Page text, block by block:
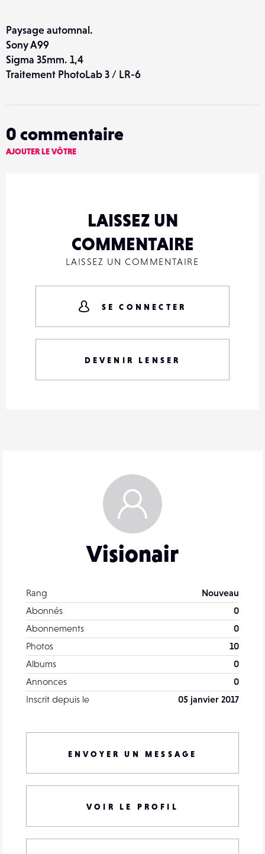
Visionair
Rang
Nouveau
Abonnés
0
Abonnements
0
Photos
10
Albums
0
Annonces
0
Inscrit depuis le
05 janvier 2017
ENVOYER UN MESSAGE
VOIR LE PROFIL
Paysage automnal.
Sony A99
Sigma 35mm. 1,4
Traitement PhotoLab 3 / LR-6
0 commentaire
AJOUTER LE VÔTRE
LAISSEZ UN
COMMENTAIRE
LAISSEZ UN COMMENTAIRE
SE CONNECTER
DEVENIR LENSER